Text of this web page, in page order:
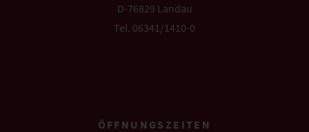
D-76829 Landau
Tel. 06341/1410-0
ÖFFNUNGSZEITEN